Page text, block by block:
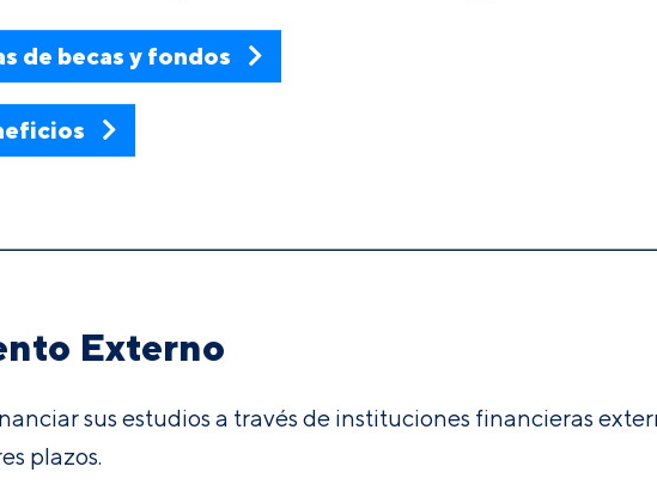
de becas y fondos
Externo
sus estudios a través de instituciones financieras
plazos.